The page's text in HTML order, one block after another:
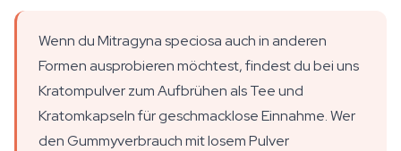
Wenn du Mitragyna speciosa auch in anderen
Formen ausprobieren möchtest, findest du bei uns
Kratompulver zum Aufbrühen als Tee und
Kratomkapseln für geschmacklose Einnahme. Wer
den Gummyverbrauch mit losem Pulver